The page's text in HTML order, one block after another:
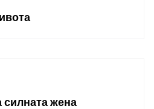
силната жена